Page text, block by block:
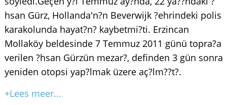
hsan Gürz, Hollanda'n?n Beverwijk ?ehrindeki polis
karakolunda hayat?n? kaybetmi?ti. Erzincan
Mollaköy beldesinde 7 Temmuz 2011 günü topra?a
verilen ?hsan Gürzün mezar?, definden 3 gün sonra
yeniden otopsi yap?lmak üzere aç?lm??t?.
+Lees meer...